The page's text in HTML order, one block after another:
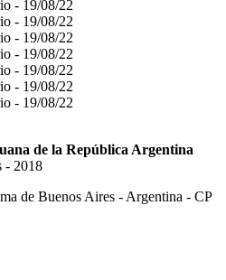
de la República Argentina
- 2018
de Buenos Aires - Argentina - CP